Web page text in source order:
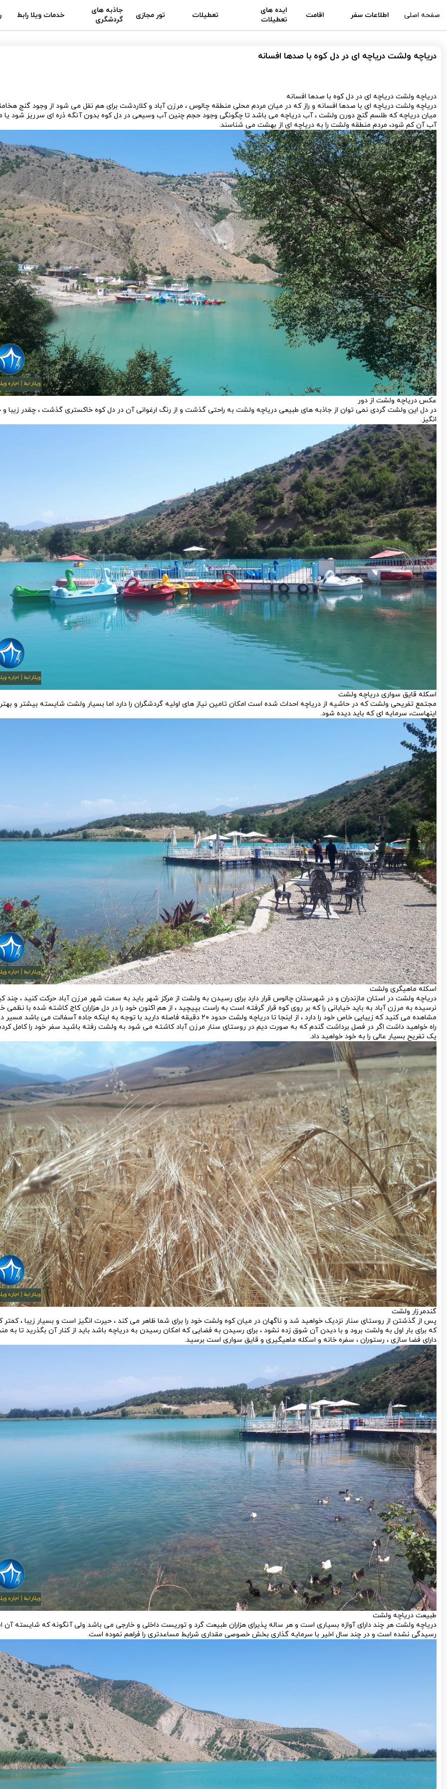
صفحه اصلی اطلاعات سفر اقامت
ایده های
تعطیلات
تعطیلات تور مجازی
جاذبه های
گردشگری
خدمات ویلا رابط
دریاچه ولشت دریاچه ای در دل کوه با صدها افسانه
دریاچه ولشت دریاچه ای در دل کوه با صدها افسانه
دریاچه ولشت دریاچه ای با صدها افسانه و راز که در میان مردم محلی منطقه چالوس ، مرزن آباد و کلاردشت برای هم نقل می شود از وجود گنج
میان دریاچه که طلسم گنج دورن ولشت ، آب دریاچه می باشد تا چگونگی وجود حجم چنین آب وسیعی در دل کوه بدون آنگه ذره ای سرریز شود یا
آب آن کم شود، مردم منطقه ولشت را به دریاچه ای از بهشت می شناسند.
عکس دریاچه ولشت از دور
در دل این ولشت گردی نمی توان از جاذبه های طبیعی دریاچه ولشت به راحتی گذشت و از رنگ ارغوانی آن در دل کوه خاکستری گذشت ، چقدر
انگیز.
اسکله قایق سواری دریاچه ولشت
مجتمع تفریحی ولشت که در حاشیه از دریاچه احداث شده است امکان تامین نیاز های اولیه گردشگران را دارد اما بسیار ولشت شایسته بیشتر و بهتر
اینهاست، سرمایه ای که باید دیده شود.
اسکله ماهیگری ولشت
دریاچه ولشت در استان مازندران و در شهرستان چالوس قرار دارد برای رسیدن به ولشت از مرکز شهر باید به سمت شهر مرزن آباد حرکت کنید ، چند
نرسیده به مرزن آباد به باید خیابانی را که بر روی کوه قرار گرفته است به راست بپیچید ، از هم اکنون خود را در دل هزاران کاج کاشته شده با نظمی
مشاهده می کنید که زیبایی خاص خود را دارد ، از اینجا تا دریاچه ولشت حدود ۲۰ دقیقه فاصله دارید با توجه به اینکه جاده آسفالت می
راه خواهید داشت اگر در فصل برداشت گندم که به صورت دیم در روستای سنار مرزن آباد کاشته می شود به ولشت رفته باشید سفر خود را کامل کرده
یک تفریح بسیار عالی را به خود خواهید داد.
گندمرزار ولشت
پس از گذشتن از روستای سنار نزدیک خواهید شد و ناگهان در میان کوه ولشت خود را برای شما ظاهر می کند ، حیرت انگیز است و بسیار زیبا ،
که برای بار اول به ولشت برود و با دیدن آن شوق زده نشود ، برای رسیدن به فضایی که امکان رسیدن به دریاچه باشد باید از کنار آن بگذرید تا به
دارای فضا سازی ، رستوران ، سفره خانه و اسکله ماهیگیری و قایق سواری است برسید.
طبیعت دریاچه ولشت
دریاچه ولشت هر چند دارای آوازه بسیاری است و هر ساله پذیرای هزاران طبیعت گرد و توریست داخلی و خارجی می باشد ولی آنگونه که شایسته
رسیدگی نشده است و در چند سال اخیر با سرمایه گذاری بخش خصوصی مقداری شرایط مساعدتری را فراهم نموده است.